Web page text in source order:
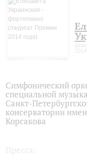
Симфонический
специальной
Санкт-
консерватории
Корсакова